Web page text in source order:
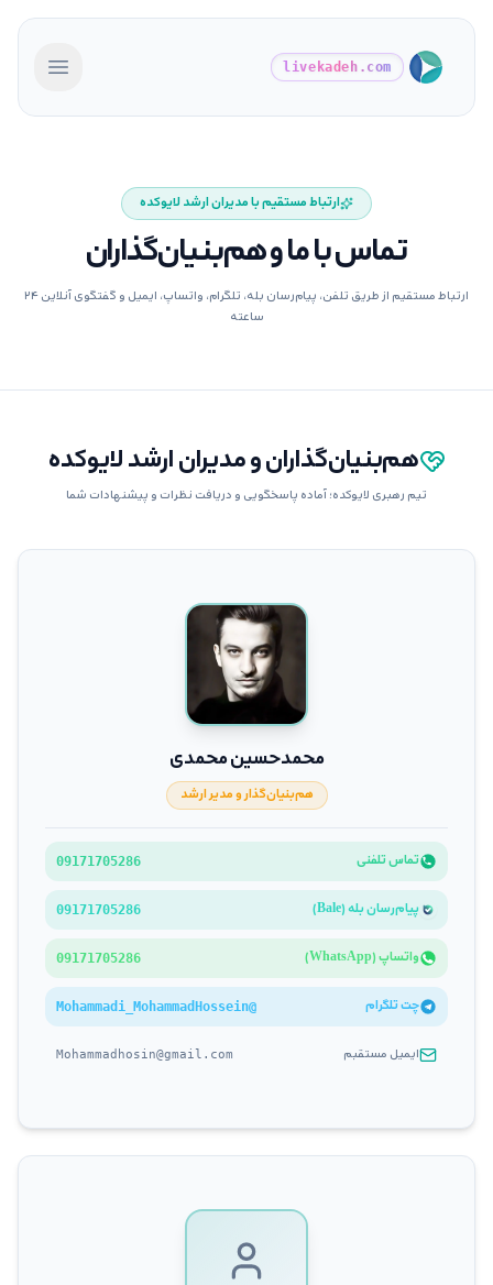
livekadeh.com باز کردن
ارتباط مستقیم با مدیران ارشد لایوکده
تماس با ما و هم‌بنیان‌گذاران
ارتباط مستقیم از طریق تلفن، پیام‌رسان بله، تلگرام، واتساپ، ایمیل و گفتگوی آنلاین ۲۴
ساعته
هم‌بنیان‌گذاران و مدیران ارشد لایوکده
تیم رهبری لایوکده؛ آماده پاسخگویی و دریافت نظرات و پیشنهادات شما
محمدحسین محمدی
هم‌بنیان‌گذار و مدیر ارشد
تماس تلفنی 09171705286
پیام‌رسان بله (Bale) 09171705286
واتساپ (WhatsApp) 09171705286
چت تلگرام @
Mohammadi_MohammadHossein
ایمیل مستقبم Mohammadhosin@gmail.com